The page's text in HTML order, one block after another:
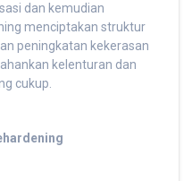
dan kemudian
menciptakan struktur
peningkatan kekerasan
kelenturan dan
cukup.